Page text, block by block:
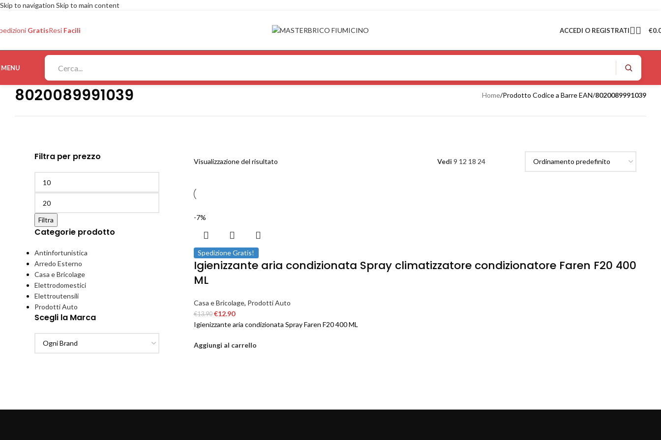
Skip to navigation Skip to main content
GratisResi Facili ACCEDI O REGISTRATI €
MENU
8020089991039 Home/Prodotto Codice a Barre EAN/8020089991039
Filtra per prezzo
Filtra
Categorie prodotto
Antinfortunistica
Arredo Esterno
Casa e Bricolage
Elettrodomestici
Elettroutensili
Prodotti Auto
Scegli la Marca
Visualizzazione del risultato Vedi 9 12 18 24
-7%
Spedizione Gratis!
Igienizzante aria condizionata Spray climatizzatore condizionatore Faren F20 400
ML
Casa e Bricolage, Prodotti Auto
€13.90 €12.90
Igienizzante aria condizionata Spray Faren F20 400 ML
Aggiungi al carrello